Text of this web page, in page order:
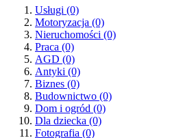
Usługi (0)
Motoryzacja (0)
Nieruchomości (0)
Praca (0)
AGD (0)
Antyki (0)
Biznes (0)
Budownictwo (0)
Dom i ogród (0)
Dla dziecka (0)
Fotografia (0)